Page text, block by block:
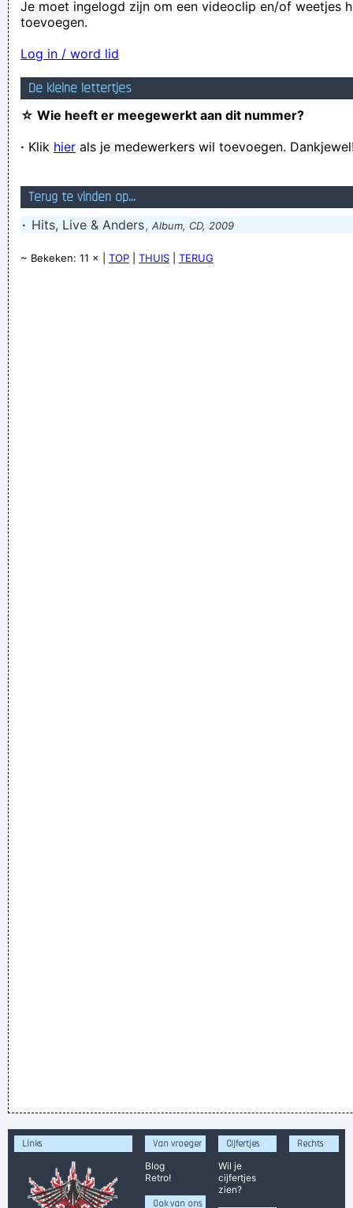
Hé jij! Jij die dit leest! Jij bent TOF!!!
Verknoei je tijd op een nuttige manier!
Geej se lèllike voel hod!
Je moet ingelogd zijn om een videoclip en/of weetjes
toevoegen.
Log in / word lid
De kleine lettertjes
☆ Wie heeft er meegewerkt aan dit nummer?
· Klik hier als je medewerkers wil toevoegen.
Terug te vinden op...
· Hits, Live & Anders, Album, CD, 2009
~ Bekeken: 11 × | TOP THUIS TERUG
Links
Van vroeger
Blog
Retro!
Ook van ons
Cijfertjes
Wil je
cijfertjes
zien?
Rechts